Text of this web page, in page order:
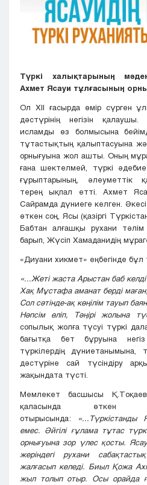
Түркі халықтарының
Ахмет Ясауи тұлғасының
Ол XII ғасырда өмір сүрген
дәстүрінің негізін қалаушы.
исламды өз болмысына
тұтастықтың қалыптасуына
орнығуына жол ашты. Оның
ғана шектелмей, түркі
ғұрыптарының, әлеуметтік
терең ықпал етті. Ахмет
Сайрамда дүниеге келген.
өткен соң, Ясы (қазіргі
Бабтан алғашқы рухани
барып, Жүсіп Хамаданидің
«Диуани хикмет» еңбегінде
«...Жеті жаста Арыстан баб
Хақ Мұстафа аманат берді маған,
Сол сәтінде-ақ көңілім тауып
Нәпсім өліп, Тәңірі жолына
сопылық жолға түсуі түркі
бағытқа бет бұруына
түркілердің дүниетанымына,
дәстүріне сай түсіндіру
жақындата түсті.
Мемлекет басшысы
қаласында өткен
отырысында:
«...Түркістанды
емес. Әйгілі ғұлама тұтас
орнығуына зор үлес қосты.
жеріндегі рухани
жалғасып келеді. Биыл Қожа
жыл толып отыр. Осы орайда